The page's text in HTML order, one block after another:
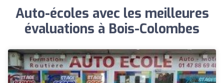
Auto-écoles avec les meilleures
évaluations à Bois-Colombes